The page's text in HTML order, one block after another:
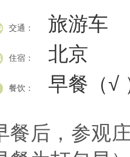
交通： 旅游车
住宿： 北京
餐饮： 早餐（√
餐后，参观